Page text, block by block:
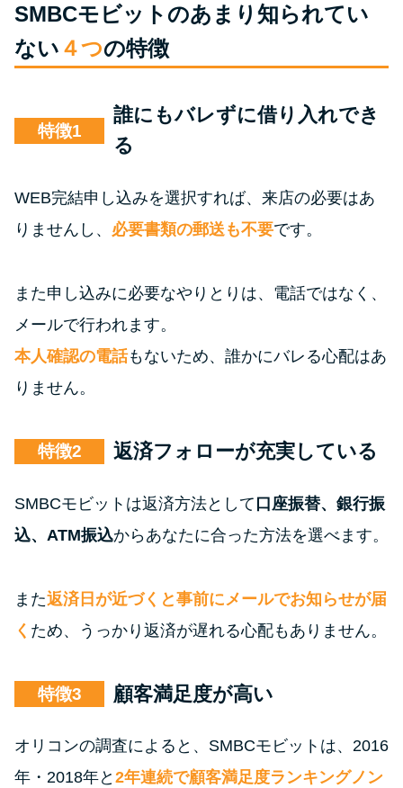
SMBCモビットのあまり知られてい
ない ４つの特徴
特徴
誰にもバレずに借り入れでき
る
WEB完結申し込みを選択すれば、来店の必要はあ
りませんし、 必要書類の郵送も不要です。
また申し込みに必要なやりとりは、電話ではなく、
メールで行われます。
本人確認の電話もないため、誰かにバレる心配はあ
りません。
特徴 返済フォローが充実している
SMBCモビットは返済方法として 口座振替、銀行振
込、ATM振込からあなたに合った方法を選べます。
また返済日が近づくと事前にメールでお知らせが届
く ため、うっかり返済が遅れる心配もありません。
特徴 顧客満足度が高い
オリコンの調査によると、SMBCモビットは、2016
年・2018年と 2年連続で顧客満足度ランキングノン